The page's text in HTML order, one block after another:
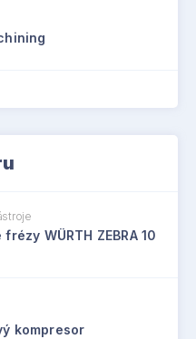
WÜRTH ZEBRA 10
kompresor